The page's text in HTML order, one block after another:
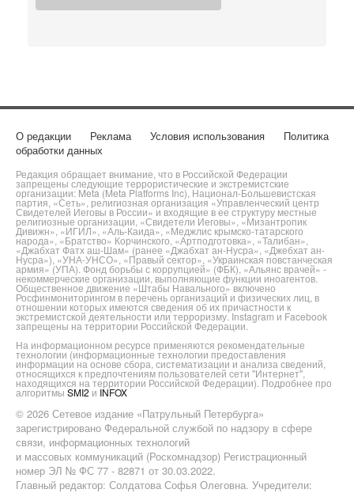
О редакции Реклама Условия использования
Политика
обработки данных
Редакция обращает внимание, что в Российской Федерации
запрещены следующие террористические и экстремистские
организации: Meta (Meta Platforms Inc), Национал-Большевистская
партия, «Сеть», религиозная организация «Управленческий центр
Свидетелей Иеговы в России» и входящие в ее структуру местные
религиозные организации, «Свидетели Иеговы», «Мизантропик
Дивижн», «ИГИЛ», «Аль-Каида», «Меджлис крымско-татарского
народа», «Братство» Корчинского, «Артподготовка», «Талибан»,
«Джабхат Фатх аш-Шам» (ранее «Джабхат ан-Нусра», «Джебхат ан-
Нусра»), «УНА-УНСО», «Правый сектор», «Украинская повстанческая
армия» (УПА). Фонд борьбы с коррупцией» (ФБК), «Альянс врачей» -
некоммерческие организации, выполняющие функции иноагентов.
Общественное движение «Штабы Навального» включено
Росфинмониторингом в перечень организаций и физических лиц, в
отношении которых имеются сведения об их причастности к
экстремистской деятельности или терроризму. Instagram и Facebook
запрещены на территории Российской Федерации.
На информационном ресурсе применяются рекомендательные
технологии (информационные технологии предоставления
информации на основе сбора, систематизации и анализа сведений,
относящихся к предпочтениям пользователей сети "Интернет",
находящихся на территории Российской Федерации). Подробнее про
алгоритмы SMI2 и INFOX
© 2026 Сетевое издание «Патрульный Петербурга»
зарегистрировано Федеральной службой по надзору в сфере
связи, информационных технологий
и массовых коммуникаций (Роскомнадзор) Регистрационный
номер ЭЛ № ФС 77 - 82871 от 30.03.2022.
Главный редактор: Солдатова Софья Олеговна. Учредители: